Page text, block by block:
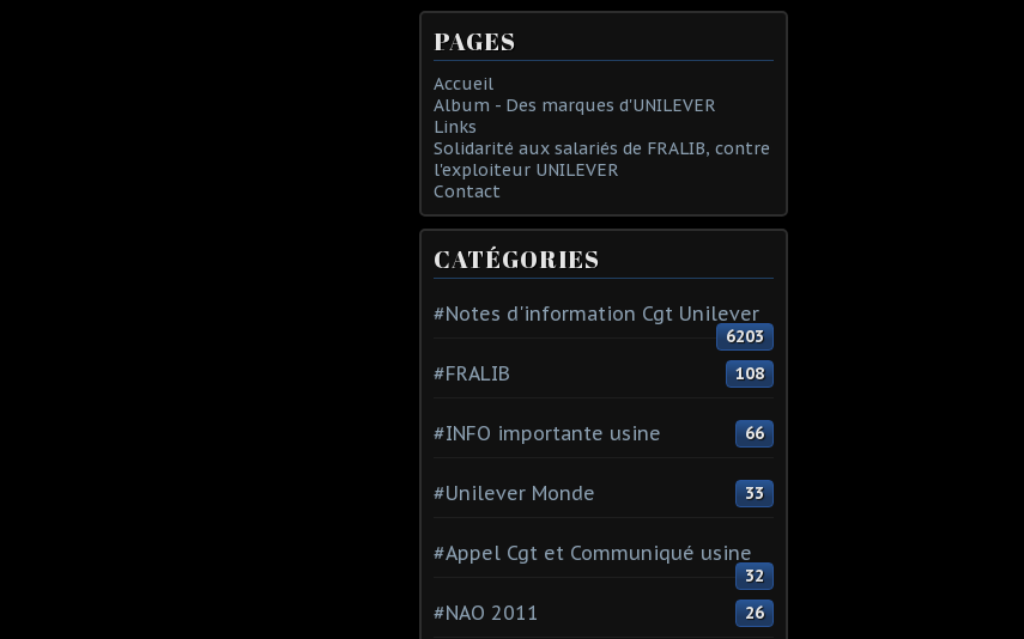
PAGES
Accueil
Album - Des marques d'UNILEVER
Links
Solidarité aux salariés de FRALIB, contre
l'exploiteur UNILEVER
Contact
CATÉGORIES
#Notes d'information Cgt Unilever
6203
#FRALIB 108
#INFO importante usine 66
#Unilever Monde 33
#Appel Cgt et Communiqué usine
32
#NAO 2011 26